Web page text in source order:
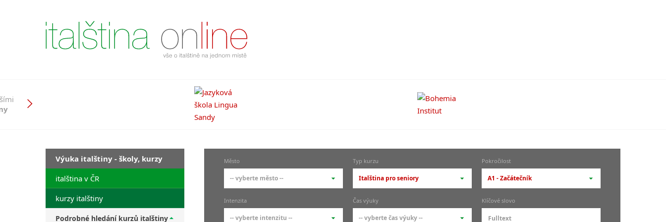
Výuka italštiny - školy, kurzy
italština v ČR
kurzy italštiny
Podrobné hledání kurzů italštiny
Město
-- vyberte město --
-- vyberte město --
pražské městské části
Typ kurzu
Italština pro seniory
-- vyberte typ --
základní členění kurzů
Pokročilost
A1 - Začátečník
-- vyberte pokročilost --
Intenzita
-- vyberte intenzitu --
Čas výuky
-- vyberte čas výuky --
Klíčové slovo